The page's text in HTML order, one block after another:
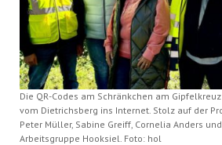
Die QR-Codes am Schränkchen am
vom Dietrichsberg ins Internet. Stolz auf der
Peter Müller, Sabine Greiff, Cornelia Anders
Arbeitsgruppe Hooksiel. Foto: hol